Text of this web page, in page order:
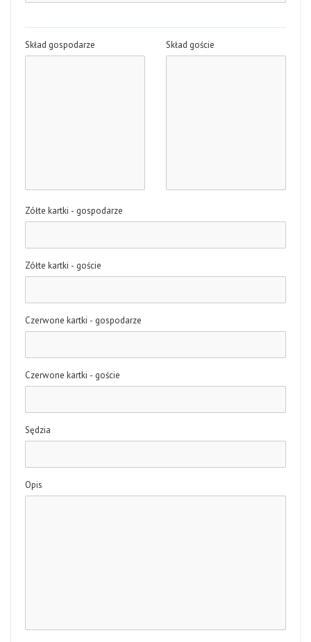
Skład gospodarze Skład goście
Zółte kartki - gospodarze
Zółte kartki - goście
Czerwone kartki - gospodarze
Czerwone kartki - goście
Sędzia
Opis